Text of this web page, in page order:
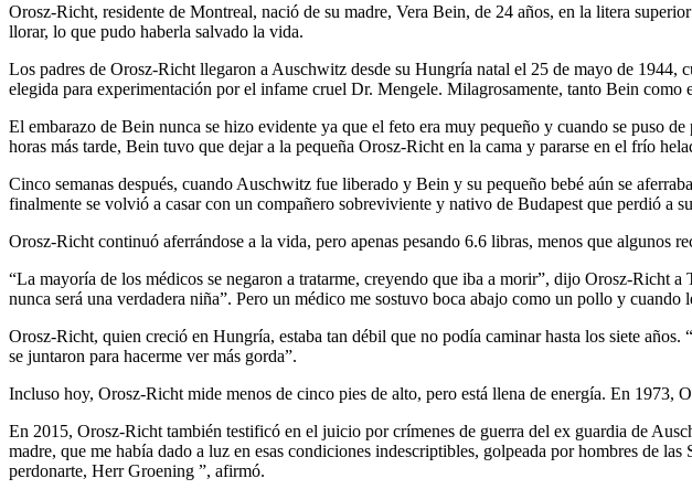
Orosz-Richt, residente de Montreal, nació de su madre, Vera Bein, de 24 años, en la litera
llorar, lo que pudo haberla salvado la vida.
Los padres de Orosz-Richt llegaron a Auschwitz desde su Hungría natal el 25 de mayo de 1944,
elegida para experimentación por el infame cruel Dr. Mengele. Milagrosamente, tanto Bein
El embarazo de Bein nunca se hizo evidente ya que el feto era muy pequeño y cuando se puso
horas más tarde, Bein tuvo que dejar a la pequeña Orosz-Richt en la cama y pararse en el frío
Cinco semanas después, cuando Auschwitz fue liberado y Bein y su pequeño bebé aún se
finalmente se volvió a casar con un compañero sobreviviente y nativo de Budapest que perdió a
Orosz-Richt continuó aferrándose a la vida, pero apenas pesando 6.6 libras, menos que algunos
“La mayoría de los médicos se negaron a tratarme, creyendo que iba a morir”, dijo Orosz-Richt
nunca será una verdadera niña”. Pero un médico me sostuvo boca abajo como un pollo y cuando
Orosz-Richt, quien creció en Hungría, estaba tan débil que no podía caminar hasta los siete
se juntaron para hacerme ver más gorda”.
Incluso hoy, Orosz-Richt mide menos de cinco pies de alto, pero está llena de energía. En
En 2015, Orosz-Richt también testificó en el juicio por crímenes de guerra del ex guardia de
madre, que me había dado a luz en esas condiciones indescriptibles, golpeada por hombres de
perdonarte, Herr Groening ”, afirmó.